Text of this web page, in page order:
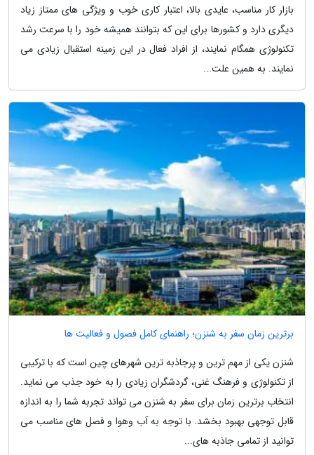
بازار کار مناسب، عایدی بالا، اعتبار کاری خوب و ویژگی های ممتاز زیاد
دیگری دارد و کشورها برای این که بتوانند همیشه خود را با سرعت رشد
تکنولوژی همگام نمایند، از افراد فعال در این زمینه استقبال زیادی می
نمایند. به همین علت...
برترین زمان سفر به شنزن؛ راهنمای کامل فصول و فعالیت ها
شنزن یکی از مهم ترین و پرجاذبه ترین شهرهای چین است که با ترکیبی
از تکنولوژی و فرهنگ غنی، گردشگران زیادی را به خود جذب می نماید.
انتخاب برترین زمان برای سفر به شنزن می تواند تجربه شما را به اندازه
قابل توجهی بهبود بخشد. با توجه به آب وهوا و فصل های مناسب می
توانید از تمامی جاذبه های...